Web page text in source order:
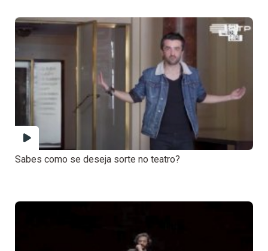
Sabes como se deseja sorte no teatro?